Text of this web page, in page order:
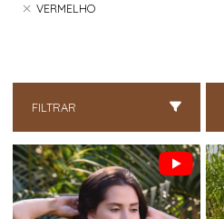
VERMELHO
FILTRAR